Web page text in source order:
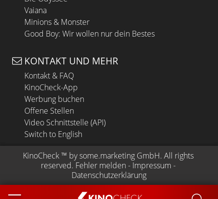
Vaiana
Minions & Monster
Good Boy: Wir wollen nur dein Bestes
KONTAKT UND MEHR
Kontakt & FAQ
KinoCheck-App
Werbung buchen
Offene Stellen
Video Schnittstelle (API)
Switch to English
KinoCheck ™ by some.marketing GmbH. All rights
reserved. Fehler melden - Impressum -
Datenschutzerklärung